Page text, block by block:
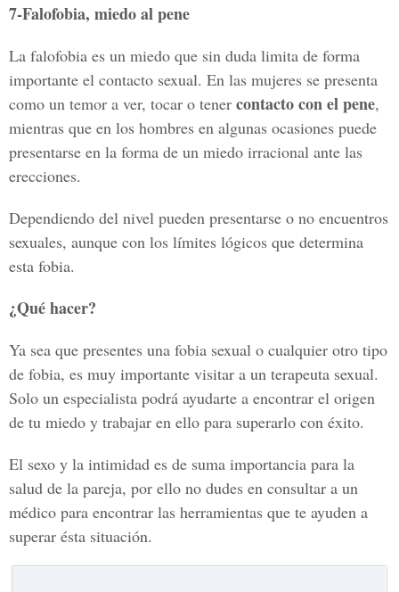
7-Falofobia, miedo al pene
La falofobia es un miedo que sin duda limita de forma
importante el contacto sexual. En las mujeres se presenta
como un temor a ver, tocar o tener contacto con el pene,
mientras que en los hombres en algunas ocasiones puede
presentarse en la forma de un miedo irracional ante las
erecciones.
Dependiendo del nivel pueden presentarse o no encuentros
sexuales, aunque con los límites lógicos que determina
esta fobia.
¿Qué hacer?
Ya sea que presentes una fobia sexual o cualquier otro tipo
de fobia, es muy importante visitar a un terapeuta sexual.
Solo un especialista podrá ayudarte a encontrar el origen
de tu miedo y trabajar en ello para superarlo con éxito.
El sexo y la intimidad es de suma importancia para la
salud de la pareja, por ello no dudes en consultar a un
médico para encontrar las herramientas que te ayuden a
superar ésta situación.